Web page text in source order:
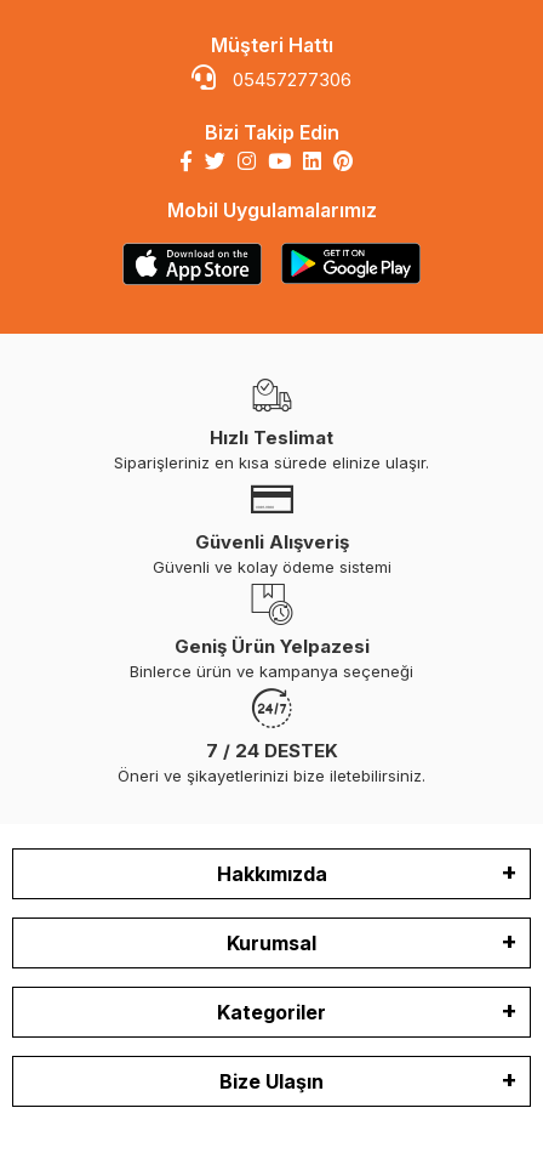
Müşteri Hattı
05457277306
Bizi Takip Edin
Mobil Uygulamalarımız
Hızlı Teslimat
Siparişleriniz en kısa sürede elinize ulaşır.
Güvenli Alışveriş
Güvenli ve kolay ödeme sistemi
Geniş Ürün Yelpazesi
Binlerce ürün ve kampanya seçeneği
7 / 24 DESTEK
Öneri ve şikayetlerinizi bize iletebilirsiniz.
Hakkımızda
Kurumsal
Kategoriler
Bize Ulaşın